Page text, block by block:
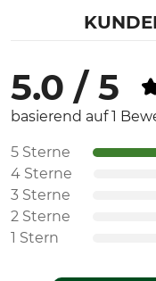
5.0 / 5
basierend auf 1
5 Sterne
4 Sterne
3 Sterne
2 Sterne
1 Stern